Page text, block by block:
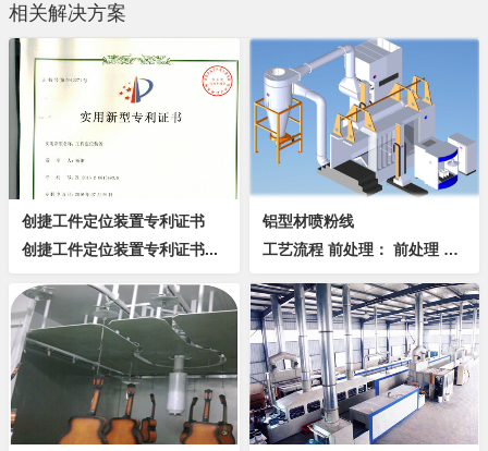
相关解决方案
创捷工件定位装置专利证书
创捷工件定位装置专利证书...
铝型材喷粉线
工艺流程 前处理： 前处理 喷淋式前处理概叙 棚体选用#不锈钢板及PP塑料板，平整美观，不变形、不漏水； 预除油滴水区底板采用耐酸碱316...